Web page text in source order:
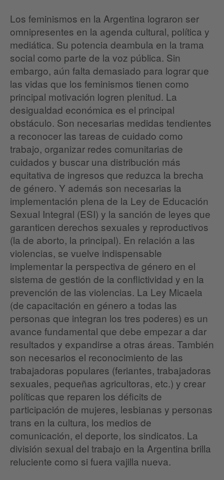
Los feminismos en la Argentina lograron ser
omnipresentes en la agenda cultural, política y
mediática. Su potencia deambula en la trama
social como parte de la voz pública. Sin
embargo, aún falta demasiado para lograr que
las vidas que los feminismos tienen como
principal motivación logren plenitud. La
desigualdad económica es el principal
obstáculo. Son necesarias medidas tendientes
a reconocer las tareas de cuidado como
trabajo, organizar redes comunitarias de
cuidados y buscar una distribución más
equitativa de ingresos que reduzca la brecha
de género. Y además son necesarias la
implementación plena de la Ley de Educación
Sexual Integral (ESI) y la sanción de leyes que
garanticen derechos sexuales y reproductivos
(la de aborto, la principal). En relación a las
violencias, se vuelve indispensable
implementar la perspectiva de género en el
sistema de gestión de la conflictividad y en la
prevención de las violencias. La Ley Micaela
(de capacitación en género a todas las
personas que integran los tres poderes) es un
avance fundamental que debe empezar a dar
resultados y expandirse a otras áreas. También
son necesarios el reconocimiento de las
trabajadoras populares (feriantes, trabajadoras
sexuales, pequeñas agricultoras, etc.) y crear
políticas que reparen los déficits de
participación de mujeres, lesbianas y personas
trans en la cultura, los medios de
comunicación, el deporte, los sindicatos. La
división sexual del trabajo en la Argentina brilla
reluciente como si fuera vajilla nueva.